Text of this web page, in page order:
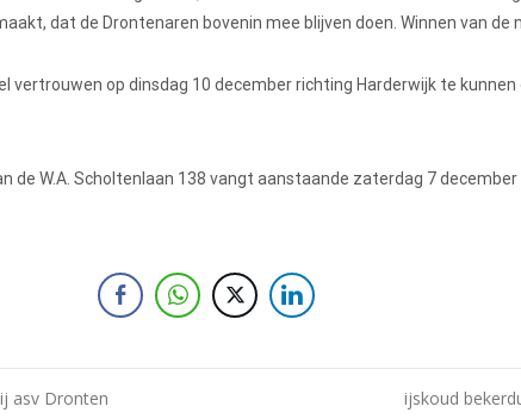
dat de Drontenaren bovenin mee blijven doen. Winnen van de
vertrouwen op dinsdag 10 december richting Harderwijk te
de W.A. Scholtenlaan 138 vangt aanstaande zaterdag 7 december
asv Dronten ijskoud